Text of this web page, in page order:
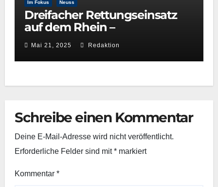
Im Fokus Neuss
Dreifacher Rettungseinsatz
auf dem Rhein –
Wasserwacht Neuss beweist
schnelle Reaktionsfähigkeit
Mai 21, 2025 Redaktion
Schreibe einen Kommentar
Deine E-Mail-Adresse wird nicht veröffentlicht.
Erforderliche Felder sind mit* markiert
Kommentar *